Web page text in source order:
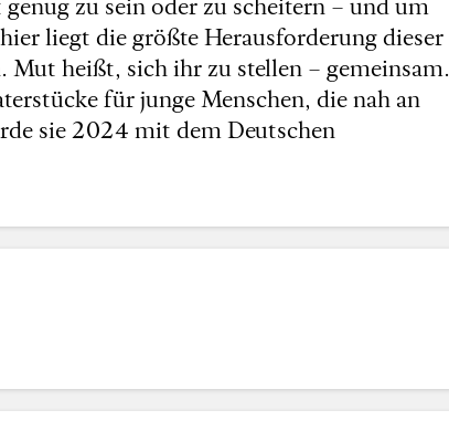
liegt die größte Herausforderung dieser
heißt, sich ihr zu stellen – gemeinsam.
für junge Menschen, die nah an
sie 2024 mit dem Deutschen